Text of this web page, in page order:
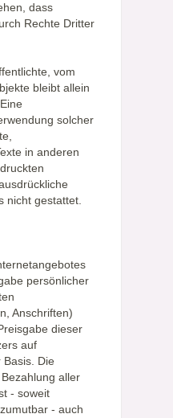
dass
Rechte Dritter
vom
bleibt allein
solcher
in anderen
nicht gestattet.
persönlicher
Anschriften)
dieser
auf
Basis. Die
aller
- soweit
- auch